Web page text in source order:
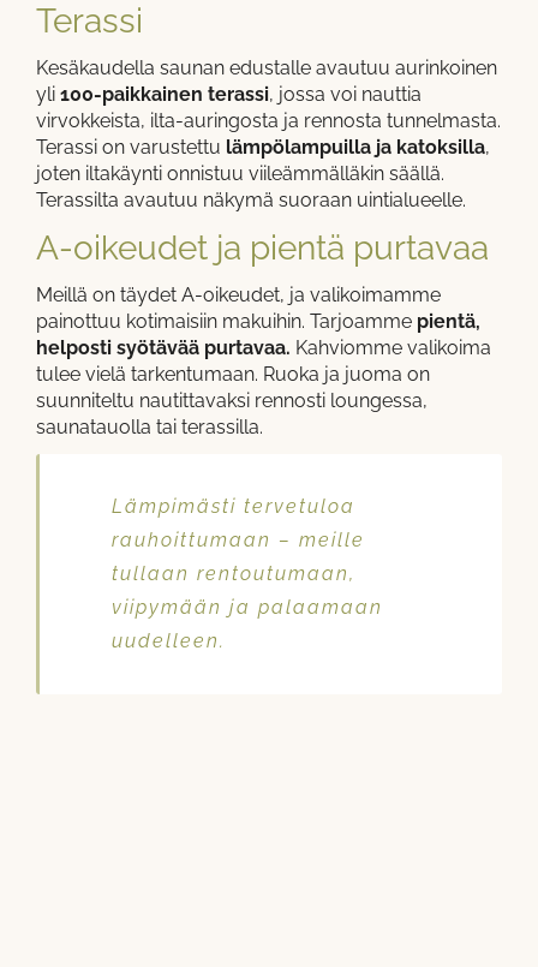
Terassi
Kesäkaudella saunan edustalle avautuu aurinkoinen
yli 100-paikkainen terassi, jossa voi nauttia
virvokkeista, ilta-auringosta ja rennosta tunnelmasta.
Terassi on varustettu lämpölampuilla ja katoksilla,
joten iltakäynti onnistuu viileämmälläkin säällä.
Terassilta avautuu näkymä suoraan uintialueelle.
A-oikeudet ja pientä purtavaa
Meillä on täydet A-oikeudet, ja valikoimamme
painottuu kotimaisiin makuihin. Tarjoamme pientä,
helposti syötävää purtavaa. Kahviomme valikoima
tulee vielä tarkentumaan. Ruoka ja juoma on
suunniteltu nautittavaksi rennosti loungessa,
saunatauolla tai terassilla.
Lämpimästi tervetuloa
rauhoittumaan – meille
tullaan rentoutumaan,
viipymään ja palaamaan
uudelleen.